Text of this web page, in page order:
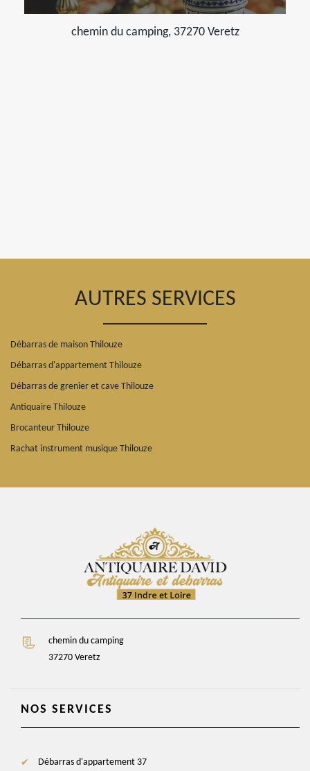
chemin du camping, 37270 Veretz
AUTRES SERVICES
Débarras de maison Thilouze
Débarras d'appartement Thilouze
Débarras de grenier et cave Thilouze
Antiquaire Thilouze
Brocanteur Thilouze
Rachat instrument musique Thilouze
chemin du camping
37270 Veretz
NOS SERVICES
Débarras d'appartement 37